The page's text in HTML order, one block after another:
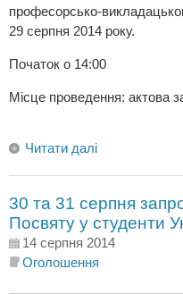
професорсько-
29 серпня 2014 року.
Початок о 14:00
Місце проведення: актова
Читати далі
30 та 31 серпня
Посвяту у студенти
14 серпня 2014
Оголошення